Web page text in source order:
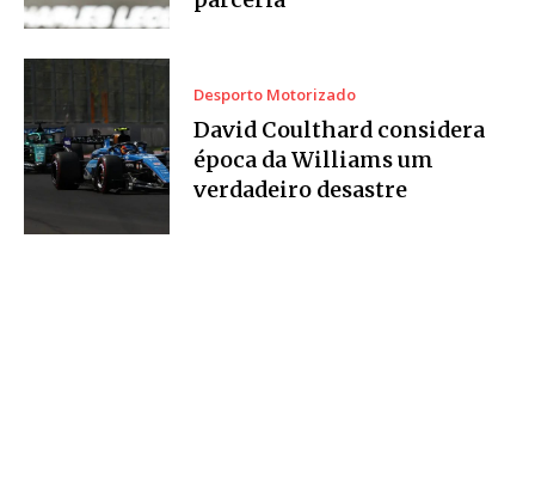
Desporto Motorizado
David Coulthard considera
época da Williams um
verdadeiro desastre